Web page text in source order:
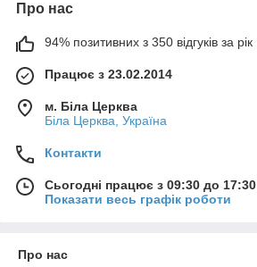
Про нас
94% позитивних з 350 відгуків за рік
Працює з 23.02.2014
м. Біла Церква
Біла Церква, Україна
Контакти
Сьогодні працює з 09:30 до 17:30
Показати весь графік роботи
Про нас